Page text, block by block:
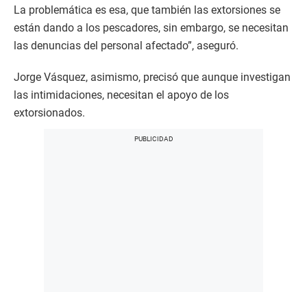
La problemática es esa, que también las extorsiones se
están dando a los pescadores, sin embargo, se necesitan
las denuncias del personal afectado”, aseguró.
Jorge Vásquez, asimismo, precisó que aunque investigan
las intimidaciones, necesitan el apoyo de los
extorsionados.